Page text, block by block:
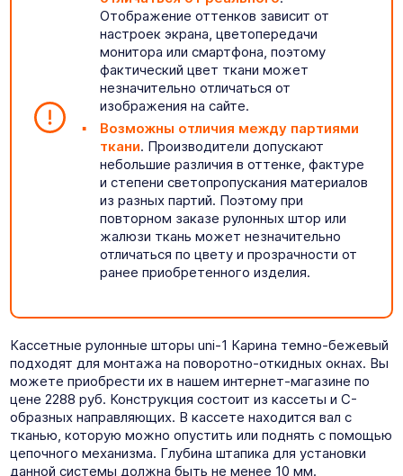
Отображение оттенков зависит от
настроек экрана, цветопередачи
монитора или смартфона, поэтому
фактический цвет ткани может
незначительно отличаться от
изображения на сайте.
Возможны отличия между партиями
ткани. Производители допускают
небольшие различия в оттенке, фактуре
и степени светопропускания материалов
из разных партий. Поэтому при
повторном заказе рулонных штор или
жалюзи ткань может незначительно
отличаться по цвету и прозрачности от
ранее приобретенного изделия.
Кассетные рулонные шторы uni-1 Карина темно-бежевый
подходят для монтажа на поворотно-откидных окнах. Вы
можете приобрести их в нашем интернет-магазине по
цене 2288 руб. Конструкция состоит из кассеты и C-
образных направляющих. В кассете находится вал с
тканью, которую можно опустить или поднять с помощью
цепочного механизма. Глубина штапика для установки
данной системы должна быть не менее 10 мм.